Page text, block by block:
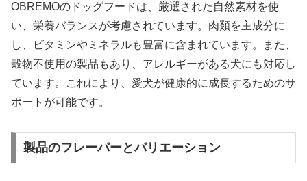
OBREMOのドッグフードは、厳選された自然素材を使
い、栄養バランスが考慮されています。肉類を主成分に
し、ビタミンやミネラルも豊富に含まれています。また、
穀物不使用の製品もあり、アレルギーがある犬にも対応し
ています。これにより、愛犬が健康的に成長するためのサ
ポートが可能です。
製品のフレーバーとバリエーション